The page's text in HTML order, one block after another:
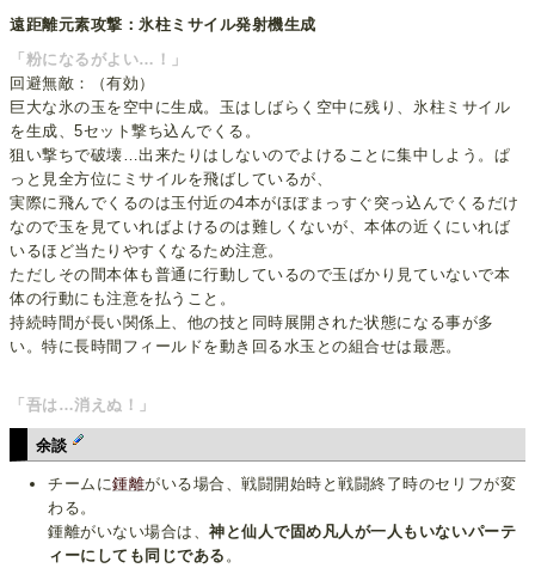
遠距離元素攻撃：氷柱ミサイル発射機生成
「粉になるがよい…！」
回避無敵：（有効）
巨大な氷の玉を空中に生成。玉はしばらく空中に残り、氷柱ミサイル
を生成、5セット撃ち込んでくる。
狙い撃ちで破壊…出来たりはしないのでよけることに集中しよう。ぱ
っと見全方位にミサイルを飛ばしているが、
実際に飛んでくるのは玉付近の4本がほぼまっすぐ突っ込んでくるだけ
なので玉を見ていればよけるのは難しくないが、本体の近くにいれば
いるほど当たりやすくなるため注意。
ただしその間本体も普通に行動しているので玉ばかり見ていないで本
体の行動にも注意を払うこと。
持続時間が長い関係上、他の技と同時展開された状態になる事が多
い。特に長時間フィールドを動き回る水玉との組合せは最悪。
「吾は…消えぬ！」
余談
チームに鍾離がいる場合、戦闘開始時と戦闘終了時のセリフが変
わる。
鍾離がいない場合は、神と仙人で固め凡人が一人もいないパーテ
ィーにしても同じである 。